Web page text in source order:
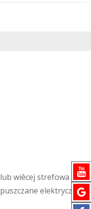
lub wiêcej strefowa
puszczane elektrycz ie